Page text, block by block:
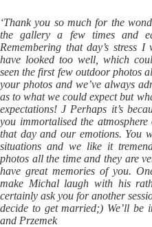
‘Thank you so much for the
the gallery a few times and
Remembering that day’s
have looked too well, which
seen the first few outdoor photos
your photos and we’ve always
as to what we could expect but
expectations! J Perhaps it’s
you immortalised the
that day and our emotions. You
situations and we like it
photos all the time and they are
have great memories of you.
make Michal laugh with his
certainly ask you for another
decide to get married;) We’ll
and Przemek